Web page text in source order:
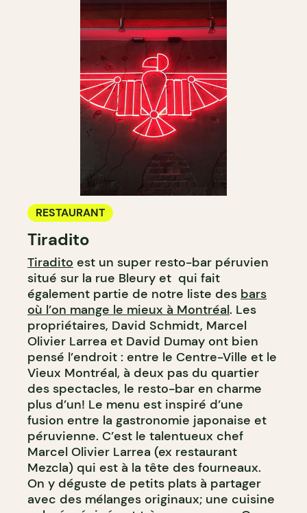
RESTAURANT
Tiradito
Tiradito est un super resto-bar péruvien
situé sur la rue Bleury et qui fait
également partie de notre liste des bars
où l’on mange le mieux à Montréal. Les
propriétaires, David Schmidt, Marcel
Olivier Larrea et David Dumay ont bien
pensé l’endroit : entre le Centre-Ville et le
Vieux Montréal, à deux pas du quartier
des spectacles, le resto-bar en charme
plus d’un! Le menu est inspiré d’une
fusion entre la gastronomie japonaise et
péruvienne. C’est le talentueux chef
Marcel Olivier Larrea (ex restaurant
Mezcla) qui est à la tête des fourneaux.
On y déguste de petits plats à partager
avec des mélanges originaux; une cuisine